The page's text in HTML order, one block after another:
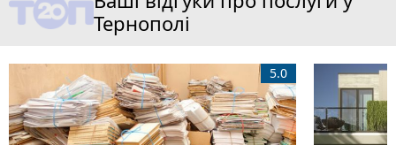
Тернополі
5.0